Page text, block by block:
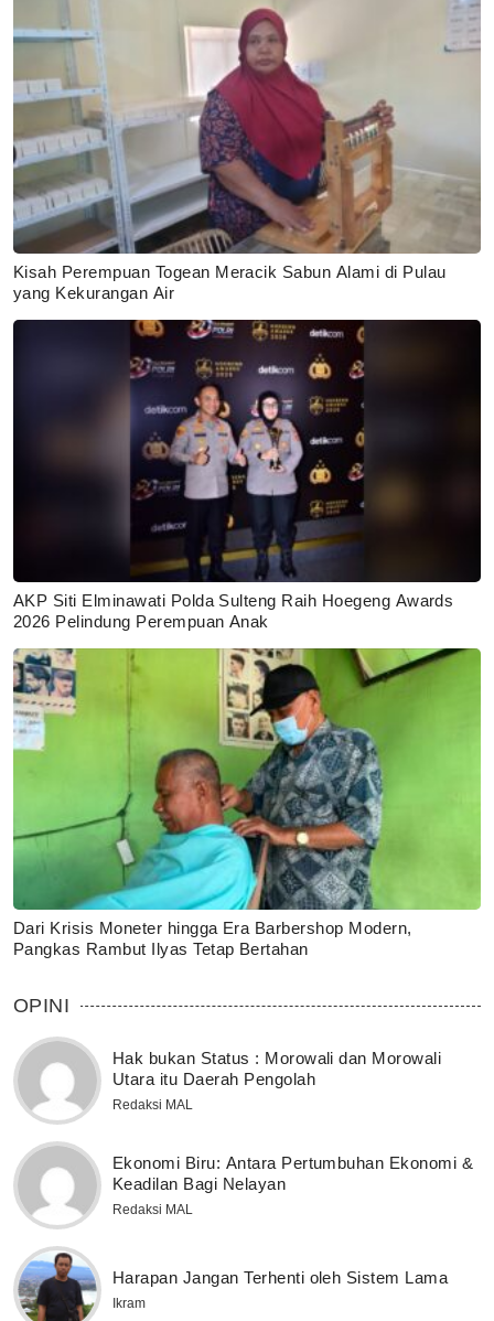
Kisah Perempuan Togean Meracik Sabun Alami di Pulau
yang Kekurangan Air
AKP Siti Elminawati Polda Sulteng Raih Hoegeng Awards
2026 Pelindung Perempuan Anak
Dari Krisis Moneter hingga Era Barbershop Modern,
Pangkas Rambut Ilyas Tetap Bertahan
OPINI
Hak bukan Status : Morowali dan Morowali
Utara itu Daerah Pengolah
Redaksi MAL
Ekonomi Biru: Antara Pertumbuhan Ekonomi &
Keadilan Bagi Nelayan
Redaksi MAL
Harapan Jangan Terhenti oleh Sistem Lama
Ikram